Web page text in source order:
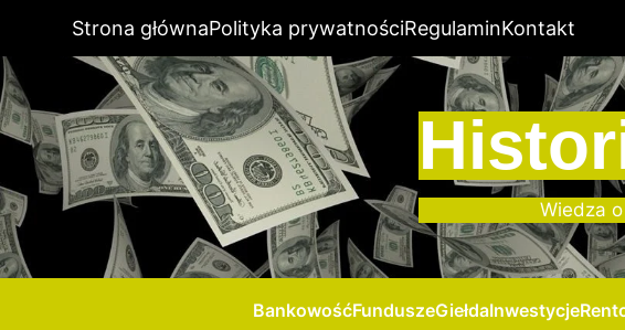
Strona głównaPolityka prywatnościRegulaminKontakt
Wiedza
BankowośćFunduszeGiełdaInwestycje